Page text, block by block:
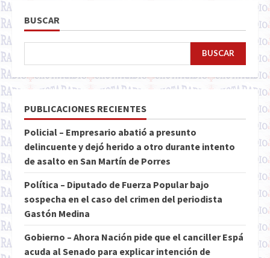
BUSCAR
BUSCAR
PUBLICACIONES RECIENTES
Policial – Empresario abatió a presunto
delincuente y dejó herido a otro durante intento
de asalto en San Martín de Porres
Política – Diputado de Fuerza Popular bajo
sospecha en el caso del crimen del periodista
Gastón Medina
Gobierno – Ahora Nación pide que el canciller Espá
acuda al Senado para explicar intención de